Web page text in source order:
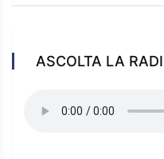
ASCOLTA LA